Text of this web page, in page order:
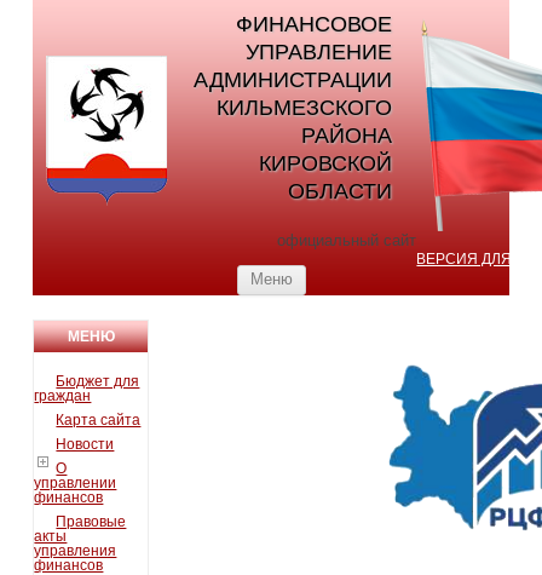
ФИНАНСОВОЕ
УПРАВЛЕНИЕ
АДМИНИСТРАЦИИ
КИЛЬМЕЗСКОГО
РАЙОНА
КИРОВСКОЙ
ОБЛАСТИ
официальный сайт
ВЕРСИЯ ДЛЯ
Меню
Перейти к содержимому
МЕНЮ
Бюджет для
граждан
Карта сайта
Новости
О
управлении
финансов
Правовые
акты
управления
финансов